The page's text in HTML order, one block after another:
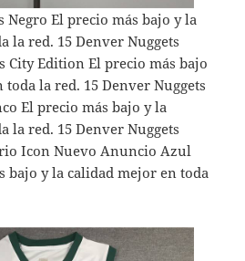
Negro El precio más bajo y la
la red. 15 Denver Nuggets
City Edition El precio más bajo
la red. 15 Denver Nuggets
El precio más bajo y la
la red. 15 Denver Nuggets
Icon Nuevo Anuncio Azul
bajo y la calidad mejor en toda